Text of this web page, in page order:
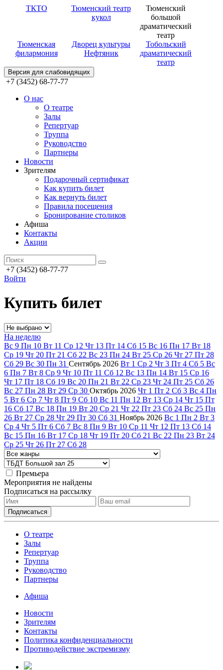
ТКТО
Тюменский театр
кукол
Тюменский
большой
драматический
театр
Тюменская
филармония
Дворец культуры
Нефтяник
Тобольский
драматический
театр
Версия для слабовидящих
+7 (3452) 68-77-77
О нас
О театре
Залы
Репертуар
Труппа
Руководство
Партнеры
Новости
Зрителям
Подарочный сертификат
Как купить билет
Как вернуть билет
Правила посещения
Бронирование столиков
Афиша
Контакты
Акции
+7 (3452) 68-77-77
Войти
Купить билет
На неделю
Вс 9 Пн 10 Вт 11 Ср 12 Чт 13 Пт 14 Сб 15 Вс 16 Пн 17 Вт 18
Ср 19 Чт 20 Пт 21 Сб 22 Вс 23 Пн 24 Вт 25 Ср 26 Чт 27 Пт 28
Сб 29 Вс 30 Пн 31 Сентябрь 2026 Вт 1 Ср 2 Чт 3 Пт 4 Сб 5 Вс
6 Пн 7 Вт 8 Ср 9 Чт 10 Пт 11 Сб 12 Вс 13 Пн 14 Вт 15 Ср 16
Чт 17 Пт 18 Сб 19 Вс 20 Пн 21 Вт 22 Ср 23 Чт 24 Пт 25 Сб 26
Вс 27 Пн 28 Вт 29 Ср 30 Октябрь 2026 Чт 1 Пт 2 Сб 3 Вс 4 Пн
5 Вт 6 Ср 7 Чт 8 Пт 9 Сб 10 Вс 11 Пн 12 Вт 13 Ср 14 Чт 15 Пт
16 Сб 17 Вс 18 Пн 19 Вт 20 Ср 21 Чт 22 Пт 23 Сб 24 Вс 25 Пн
26 Вт 27 Ср 28 Чт 29 Пт 30 Сб 31 Ноябрь 2026 Вс 1 Пн 2 Вт 3
Ср 4 Чт 5 Пт 6 Сб 7 Вс 8 Пн 9 Вт 10 Ср 11 Чт 12 Пт 13 Сб 14
Вс 15 Пн 16 Вт 17 Ср 18 Чт 19 Пт 20 Сб 21 Вс 22 Пн 23 Вт 24
Ср 25 Чт 26 Пт 27 Сб 28
Премьера
Мероприятия не найдены
Подписаться на рассылку
О театре
Залы
Репертуар
Труппа
Руководство
Партнеры
Афиша
Новости
Зрителям
Контакты
Политика конфиденциальности
Противодействие экстремизму